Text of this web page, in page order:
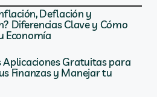
Deflación y
Diferencias Clave y Cómo
Economía
Aplicaciones Gratuitas para
Finanzas y Manejar tu